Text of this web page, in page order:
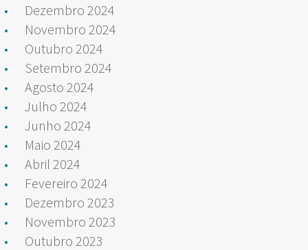
Dezembro 2024
Novembro 2024
Outubro 2024
Setembro 2024
Agosto 2024
Julho 2024
Junho 2024
Maio 2024
Abril 2024
Fevereiro 2024
Dezembro 2023
Novembro 2023
Outubro 2023